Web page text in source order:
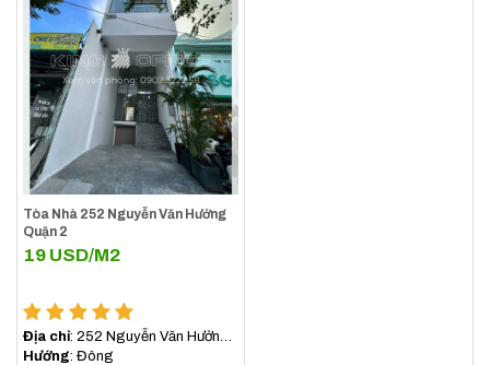
Tòa Nhà 252 Nguyễn Văn Hưởng
Quận 2
19 USD/M2
Địa chỉ: 252 Nguyễn Văn Hưởng,
An Khánh, Hồ Chí Minh, Việt Nam
Hướng : Đông